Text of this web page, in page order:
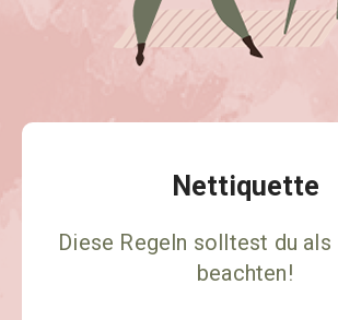
Nettiquette
Diese Regeln solltest du
beachten!